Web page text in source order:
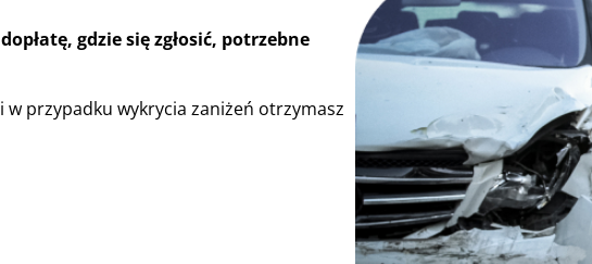
gdzie się zgłosić, potrzebne
w przypadku wykrycia zaniżeń otrzymasz